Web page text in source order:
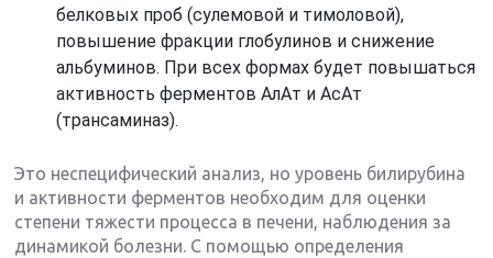
белковых проб (сулемовой и тимоловой),
повышение фракции глобулинов и снижение
альбуминов. При всех формах будет повышаться
активность ферментов АлАт и АсАт
(трансаминаз).
Это неспецифический анализ, но уровень билирубина
и активности ферментов необходим для оценки
степени тяжести процесса в печени, наблюдения за
динамикой болезни. С помощью определения